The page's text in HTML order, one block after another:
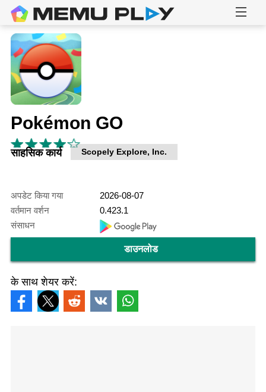
Pokémon GO
साहसिक कार्य Scopely Explore, Inc.
अपडेट किया गया
2026-08-07
वर्तमान वर्शन
0.423.1
संसाधन
डाउनलोड
के साथ शेयर करें: